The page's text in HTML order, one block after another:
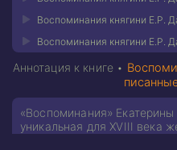
Аннотация к книге •
«Воспоминания»
уникальная для XVIII века